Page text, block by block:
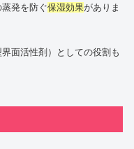
発を防ぐ保湿効果がありま
面活性剤）としての役割も